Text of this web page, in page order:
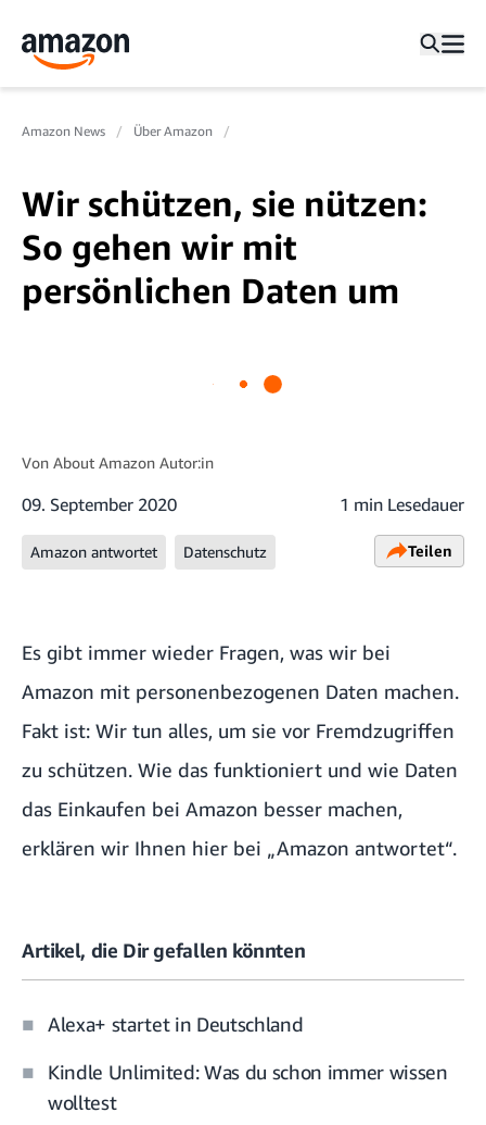
Amazon News Über Amazon
Wir schützen, sie nützen:
So gehen wir mit
persönlichen Daten um
Von About Amazon Autor:in
09. September 2020 1 min Lesedauer
Amazon antwortet Datenschutz Teilen
Es gibt immer wieder Fragen, was wir bei
Amazon mit personenbezogenen Daten machen.
Fakt ist: Wir tun alles, um sie vor Fremdzugriffen
zu schützen. Wie das funktioniert und wie Daten
das Einkaufen bei Amazon besser machen,
erklären wir Ihnen hier bei „Amazon antwortet“.
Artikel, die Dir gefallen könnten
Alexa+ startet in Deutschland
Kindle Unlimited: Was du schon immer wissen
wolltest